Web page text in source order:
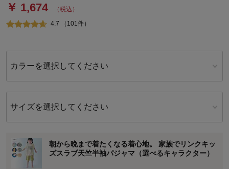
￥ 1,674 （税込）
4.7 （101件）
カラーを選択してください
サイズを選択してください
朝から晩まで着たくなる着心地。 家族でリンクキッ
ズスラブ天竺半袖パジャマ（選べるキャラクター）